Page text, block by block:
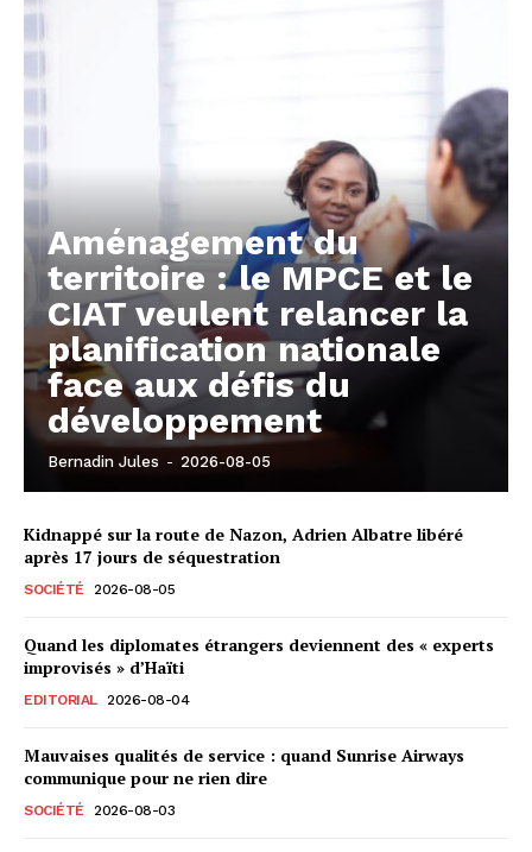
Aménagement du
territoire : le MPCE et le
CIAT veulent relancer la
planification nationale
face aux défis du
développement
Bernadin Jules - 2026-08-05
Kidnappé sur la route de Nazon, Adrien Albatre libéré
après 17 jours de séquestration
SOCIÉTÉ 2026-08-05
Quand les diplomates étrangers deviennent des « experts
improvisés » d’Haïti
EDITORIAL 2026-08-04
Mauvaises qualités de service : quand Sunrise Airways
communique pour ne rien dire
SOCIÉTÉ 2026-08-03